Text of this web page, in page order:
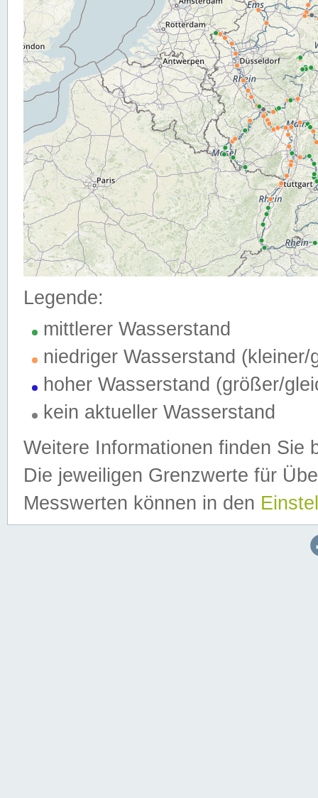
Legende:
mittlerer Wasserstand
niedriger Wasserstand (kleiner/
hoher Wasserstand (größer/
kein aktueller Wasserstand
Weitere Informationen finden Sie
Die jeweiligen Grenzwerte für
Messwerten können in den